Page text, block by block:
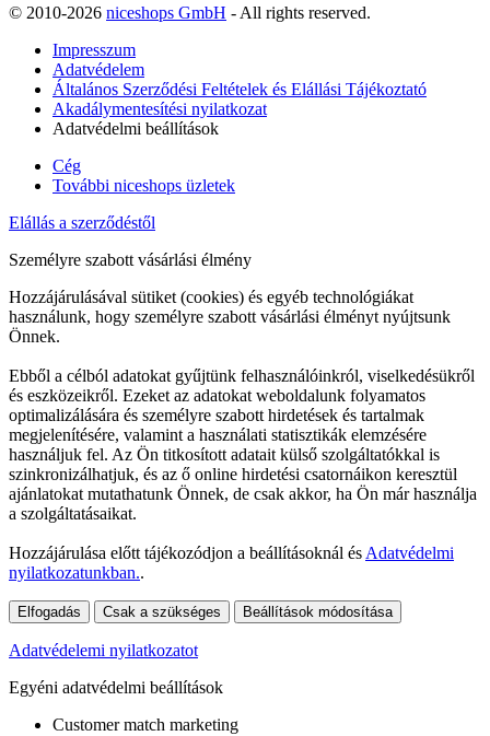
© 2010-2026 niceshops GmbH - All rights reserved.
Impresszum
Adatvédelem
Általános Szerződési Feltételek és Elállási Tájékoztató
Akadálymentesítési nyilatkozat
Adatvédelmi beállítások
Cég
További niceshops üzletek
Elállás a szerződéstől
Személyre szabott vásárlási élmény
Hozzájárulásával sütiket (cookies) és egyéb technológiákat
használunk, hogy személyre szabott vásárlási élményt nyújtsunk
Önnek.
Ebből a célból adatokat gyűjtünk felhasználóinkról, viselkedésükről
és eszközeikről. Ezeket az adatokat weboldalunk folyamatos
optimalizálására és személyre szabott hirdetések és tartalmak
megjelenítésére, valamint a használati statisztikák elemzésére
használjuk fel. Az Ön titkosított adatait külső szolgáltatókkal is
szinkronizálhatjuk, és az ő online hirdetési csatornáikon keresztül
ajánlatokat mutathatunk Önnek, de csak akkor, ha Ön már használja
a szolgáltatásaikat.
Hozzájárulása előtt tájékozódjon a beállításoknál és Adatvédelmi
nyilatkozatunkban..
Elfogadás Csak a szükséges Beállítások módosítása
Adatvédelemi nyilatkozatot
Egyéni adatvédelmi beállítások
Customer match marketing